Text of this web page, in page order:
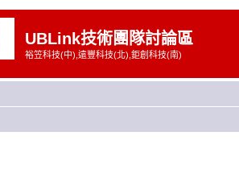
UBLink技術團隊討論區
裕笠科技(中),遠豐科技(北),鉅創科技(南)